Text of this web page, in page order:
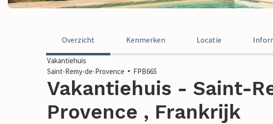
Overzicht Kenmerken Locatie
Vakantiehuis
Saint-Remy-de-Provence
FPB665
Vakantiehuis - Saint-
Provence , Frankrijk